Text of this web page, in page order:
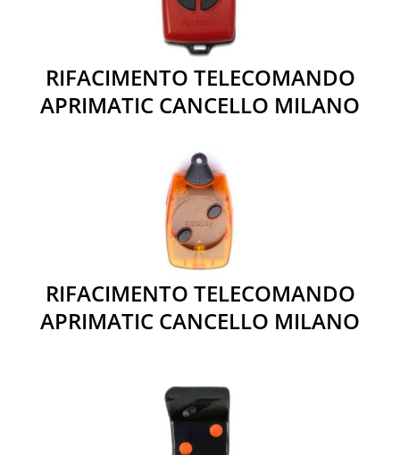
RIFACIMENTO TELECOMANDO
APRIMATIC CANCELLO MILANO
RIFACIMENTO TELECOMANDO
APRIMATIC CANCELLO MILANO